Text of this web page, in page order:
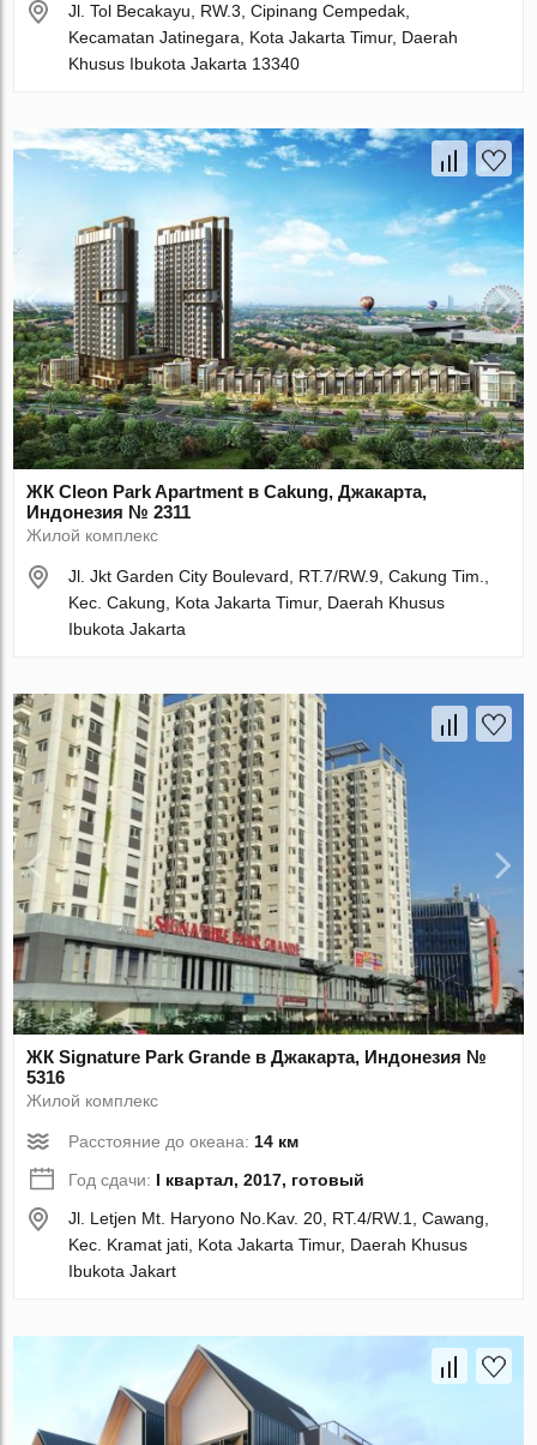
Jl. Tol Becakayu, RW.3, Cipinang Cempedak,
Kecamatan Jatinegara, Kota Jakarta Timur, Daerah
Khusus Ibukota Jakarta 13340
ЖК Cleon Park Apartment в Cakung, Джакарта,
Индонезия № 2311
Жилой комплекс
Jl. Jkt Garden City Boulevard, RT.7/RW.9, Cakung Tim.,
Kec. Cakung, Kota Jakarta Timur, Daerah Khusus
Ibukota Jakarta
ЖК Signature Park Grande в Джакарта, Индонезия №
5316
Жилой комплекс
Расстояние до океана: 14 км
Год сдачи: I квартал, 2017, готовый
Jl. Letjen Mt. Haryono No.Kav. 20, RT.4/RW.1, Cawang,
Kec. Kramat jati, Kota Jakarta Timur, Daerah Khusus
Ibukota Jakart